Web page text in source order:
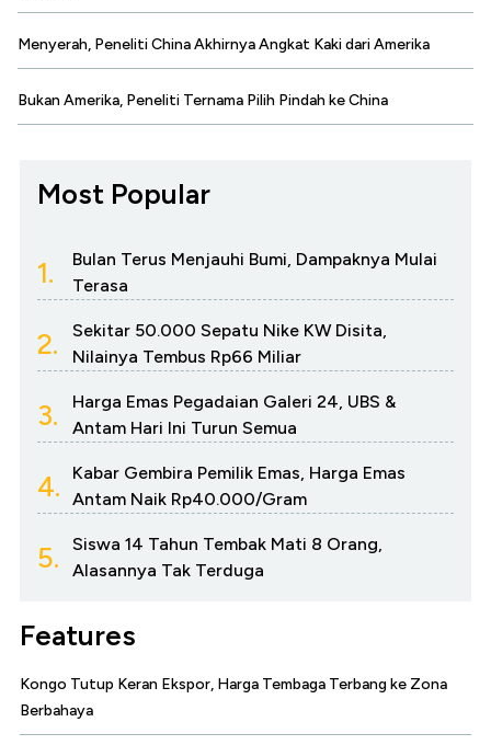
Menyerah, Peneliti China Akhirnya Angkat Kaki dari Amerika
Bukan Amerika, Peneliti Ternama Pilih Pindah ke China
Most Popular
1.
Bulan Terus Menjauhi Bumi, Dampaknya Mulai
Terasa
2.
Sekitar 50.000 Sepatu Nike KW Disita,
Nilainya Tembus Rp66 Miliar
3.
Harga Emas Pegadaian Galeri 24, UBS &
Antam Hari Ini Turun Semua
4.
Kabar Gembira Pemilik Emas, Harga Emas
Antam Naik Rp40.000/Gram
5.
Siswa 14 Tahun Tembak Mati 8 Orang,
Alasannya Tak Terduga
Features
Kongo Tutup Keran Ekspor, Harga Tembaga Terbang ke Zona
Berbahaya